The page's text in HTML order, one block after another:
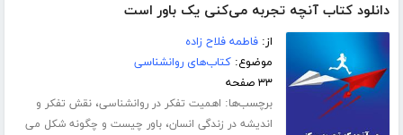
دانلود کتاب آنچه تجربه می‌کنی یک باور است
از:فاطمه فلاح زاده
موضوع:کتاب‌های روانشناسی
۳۳ صفحه
برچسب‌ها: اهمیت تفکر در روانشناسی،نقش تفکر و
اندیشه در زندگی انسان،باور چیست و چگونه شکل می